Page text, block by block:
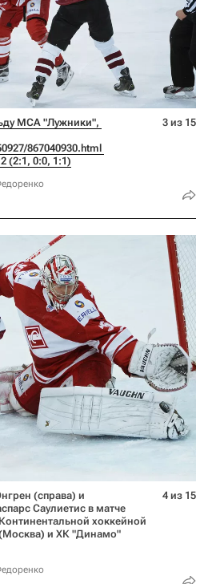
МСА "Лужники",
867040930.html
(2:1, 0:0, 1:1)
3 из 15
(справа) и
Саулиетис в матче
хоккейной
и ХК "Динамо"
4 из 15